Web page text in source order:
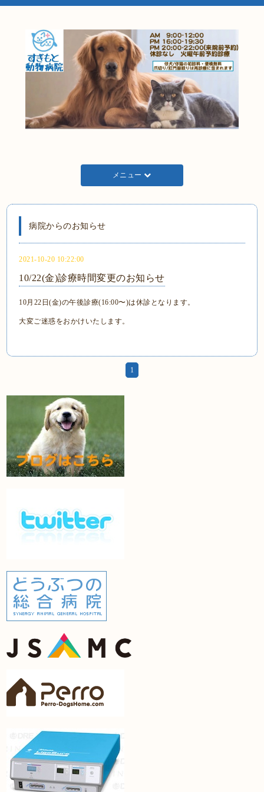
メニュー
病院からのお知らせ
2021-10-20 10:22:00
10/22(金)診療時間変更のお知らせ
10月22日(金)の午後診療(16:00〜)は休診となります。
大変ご迷惑をおかけいたします。
1